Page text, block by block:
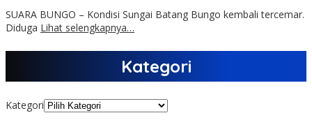
SUARA BUNGO – Kondisi Sungai Batang Bungo kembali tercemar.
Diduga Lihat selengkapnya…
Kategori
Kategori